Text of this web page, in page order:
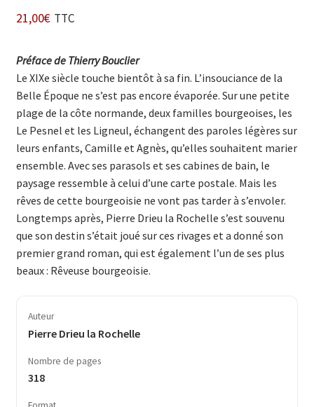
21,00€ TTC
Préface de Thierry Bouclier
Le XIXe siècle touche bientôt à sa fin. L’insouciance de la
Belle Époque ne s’est pas encore évaporée. Sur une petite
plage de la côte normande, deux familles bourgeoises, les
Le Pesnel et les Ligneul, échangent des paroles légères sur
leurs enfants, Camille et Agnès, qu’elles souhaitent marier
ensemble. Avec ses parasols et ses cabines de bain, le
paysage ressemble à celui d’une carte postale. Mais les
rêves de cette bourgeoisie ne vont pas tarder à s’envoler.
Longtemps après, Pierre Drieu la Rochelle s’est ­souvenu
que son destin s’était joué sur ces rivages et a donné son
premier grand roman, qui est également l’un de ses plus
beaux : Rêveuse bourgeoisie.
Auteur
Pierre Drieu la Rochelle
Nombre de pages
318